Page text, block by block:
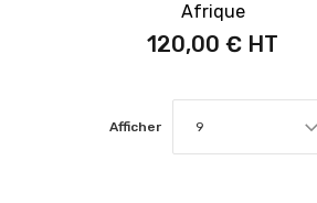
Afrique
120,00 €
Afficher 9